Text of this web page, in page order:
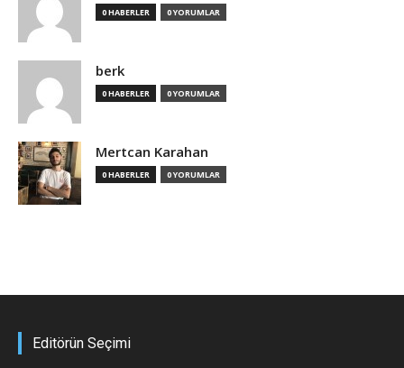
0 HABERLER 0 YORUMLAR
berk
0 HABERLER 0 YORUMLAR
Mertcan Karahan
0 HABERLER 0 YORUMLAR
Editörün Seçimi